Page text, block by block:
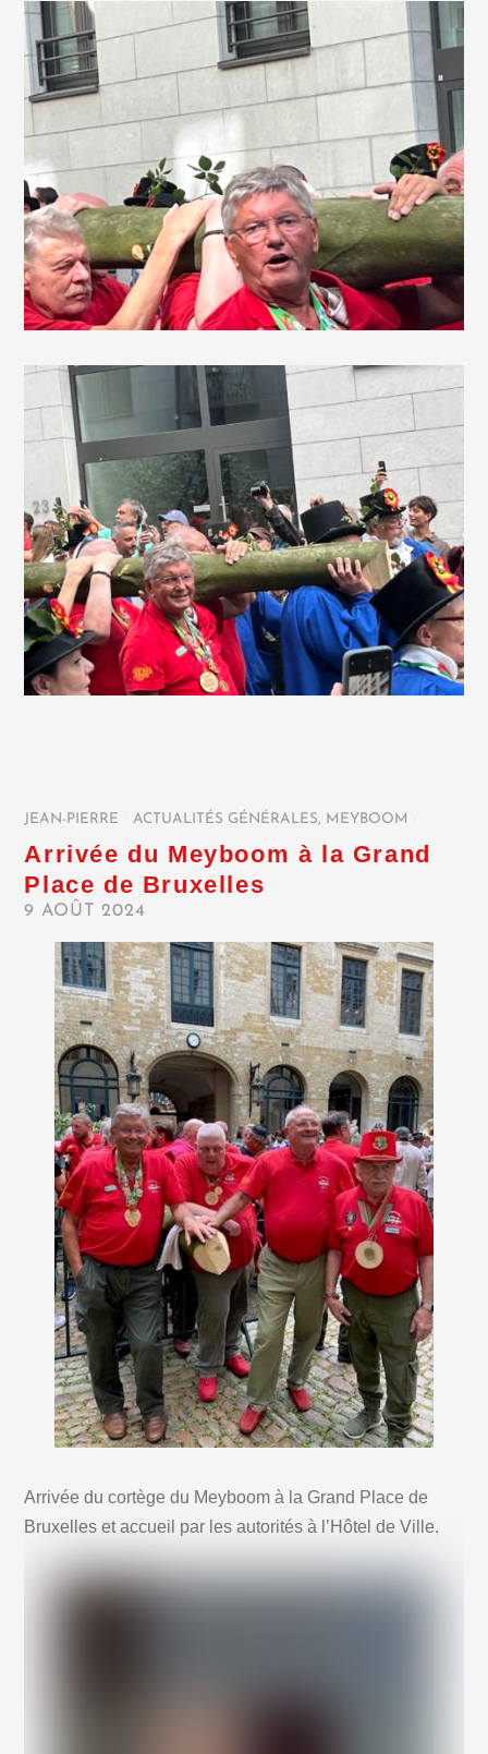
JEAN-PIERRE ACTUALITÉS GÉNÉRALES, MEYBOOM
Arrivée du Meyboom à la Grand
Place de Bruxelles
9 AOÛT 2024
Arrivée du cortège du Meyboom à la Grand Place de
Bruxelles et accueil par les autorités à l’Hôtel de Ville.